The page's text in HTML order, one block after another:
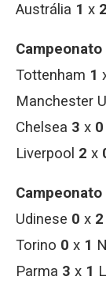
Austrália 1 x 2
Tottenham 1
Manchester
Chelsea 3 x 0
Liverpool 2 x
Udinese 0 x 2
Torino 0 x 1
Parma 3 x 1